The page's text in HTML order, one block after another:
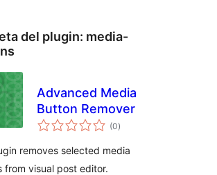
del plugin: media-
Advanced Media
Button Remover
(0total
de
)
removes selected media
from visual post editor.